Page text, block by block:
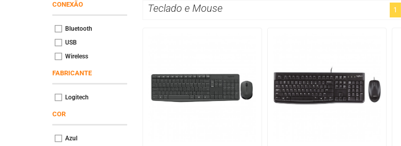
CONEXÃO
Bluetooth
USB
Wireless
FABRICANTE
Logitech
COR
Azul
Teclado e Mouse 1